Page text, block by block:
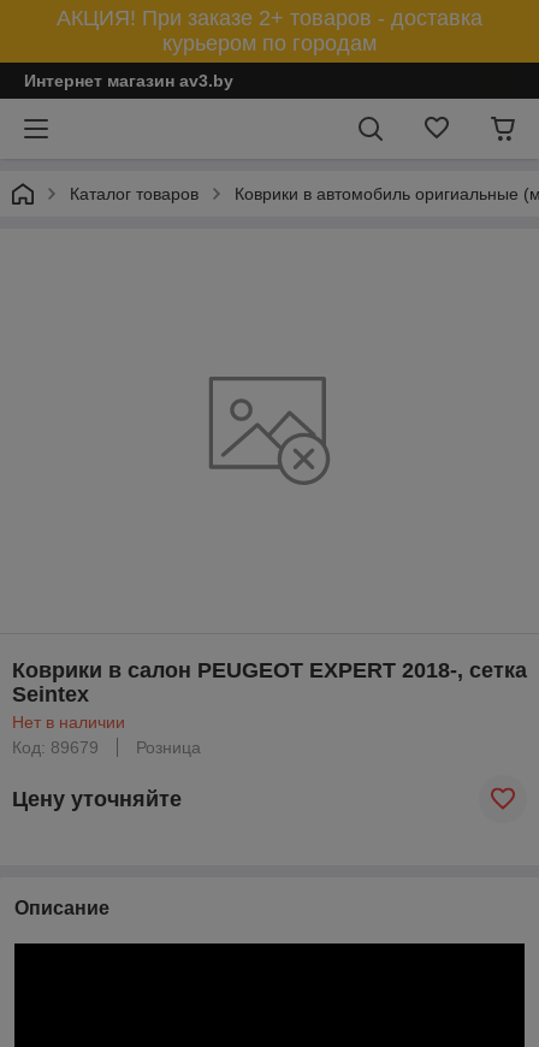
АКЦИЯ! При заказе 2+ товаров - доставка
курьером по городам
Интернет магазин av3.by
Каталог товаров Коврики в автомобиль оригиальные
Коврики в салон PEUGEOT EXPERT 2018-, сетка
Seintex
Нет в наличии
Код: 89679
Розница
Цену уточняйте
Описание